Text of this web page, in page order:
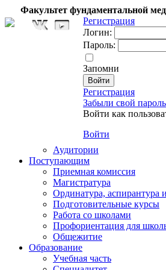
Факультет фундаментальной
Регистрация
Логин:
Пароль:
Запомни
Регистрация
Забыли свой
Войти как
Войти
Аудитории
Поступающим
Приемная комиссия
Магистратура
Ординатура, аспирантура
Подготовительные курсы
Работа со школами
Профориентация для
Общежитие
Образование
Учебная часть